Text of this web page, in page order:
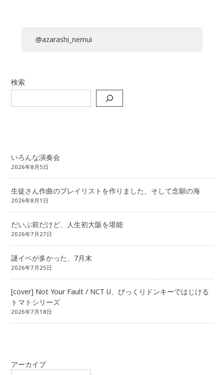
@azarashi_nemui
検索
いろんな演奏会
2026年8月5日
生徒さん作曲のプレイリストを作りました、そして念願の海
2026年8月1日
だいぶ前だけど、人生初大阪を堪能
2026年7月27日
謎イベが多かった、7月末
2026年7月25日
[cover] Not Your Fault / NCT U、びっくりドンキーではじける
トマトシリーズ
2026年7月18日
アーカイブ